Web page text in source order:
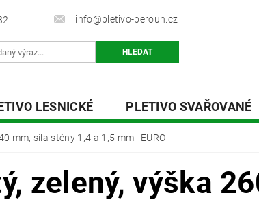
info@pletivo-beroun.cz
LESNICKÉ PLETIVO SVAŘOVANÉ
A ŽILETKOVÉ DRÁTY
mm, síla stěny 1,4 a 1,5 mm | EURO
zelený, výška